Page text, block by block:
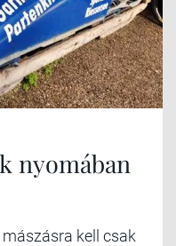
nyomában
kell csak